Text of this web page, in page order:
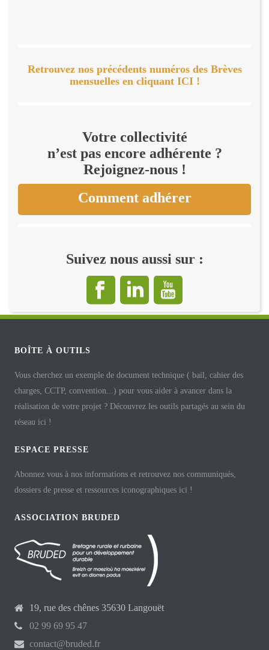
Retrouvez nos précédents numéros des Brèves
mensuelles en cliquant ICI !
Votre collectivité
n’est pas encore adhérente ?
Rejoignez-nous !
Comment adhérer
Suivez nous aussi sur :
BOÎTE À OUTILS
Vous cherchez un exemple de document technique ( bail, cahier des
charges, CCTP, convention...) pour vous aider à avancer dans la
réalisation de votre projet ? Découvrez les outils partagés au sein du
réseau ici !
ESPACE PRESSE
Abonnez vous à nos informations et retrouvez nos communiqués,
dossiers de presse et ressources iconographiques ici !
ASSOCIATION BRUDED
19, rue des chênes 35630 Langouët
02 99 69 95 47
contact@bruded.fr